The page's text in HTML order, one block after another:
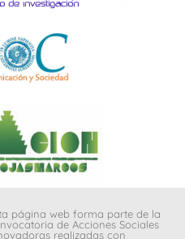
página web forma parte de la
de Acciones Sociales
realizadas con